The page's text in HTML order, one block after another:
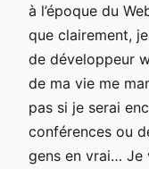
à l’époque du
que clairement,
de développeur
de ma vie me
pas si je serai
conférences ou
gens en vrai… Je